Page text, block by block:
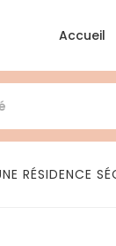
Accueil
RÉSIDENCE